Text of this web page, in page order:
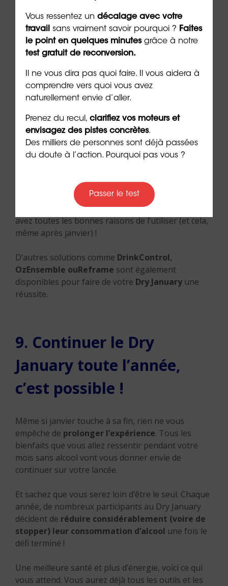
8. Les outils pour réussir
le Dry January
À l’ère du numérique, des applications pour vous
peut citerTry Dry, l’application de la campagne
officielle, votrepartenaire pour un arrêt total de
l’alcool
votre non consommation d’alcool, elle vous permet
de mesurer efficacement les calories perdues et les
économies réalisées. Totalement gratuite, vous
avez toutes les bonnes raisons de l’utiliser (et cela,
même après janvier) !
D’autres solutions comme DrinkControl,
OzEnsemble ouReframe sont également
disponibles pour faire de votre Dry January une
réussite.
9. Continuer le Dry
January toute l’année,
c’est possible !
Même si janvier touche à sa fin, rien ne vous
empêche de prolonger l’expérience. Tous les
bienfaits que vous allez ressentir pendant votre
mois sans alcool vont vous donner envie de
continuer sur votre lancée.
Et sachez que vous serez loin d’être le seul. Chaque
année, de nombreux participants au Dry January
décident de réduire considérablement (voire de
stopper) leur consommation d’alcool une fois le
défi terminé !
Une meilleure santé et plus d’énergie, voici ce qui
vous attend. Vous aurez déjà tous les outils et les
Vous ressentez un décalage avec votre
travail sans vraiment savoir pourquoi ? Faites
le point en quelques minutesgrâce à notre
test gratuit de reconversion.
Il ne vous dira pas quoi faire. Il vous aidera à
comprendre vers quoi vous avez
naturellement envie d’aller.
Prenez du recul, clarifiez vos moteurs et
envisagez des pistes concrètes.
Des milliers de personnes sont déjà passées
du doute à l’action. Pourquoi pas vous ?
Passer le test